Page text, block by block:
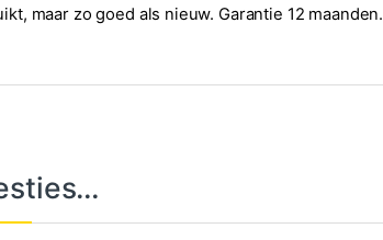
maar zo goed als nieuw. Garantie 12 maanden.